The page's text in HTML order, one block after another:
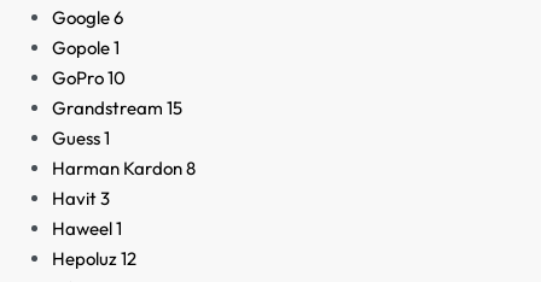
Google6
Gopole1
GoPro10
Grandstream 15
Guess1
Harman Kardon8
Havit3
Haweel1
Hepoluz12